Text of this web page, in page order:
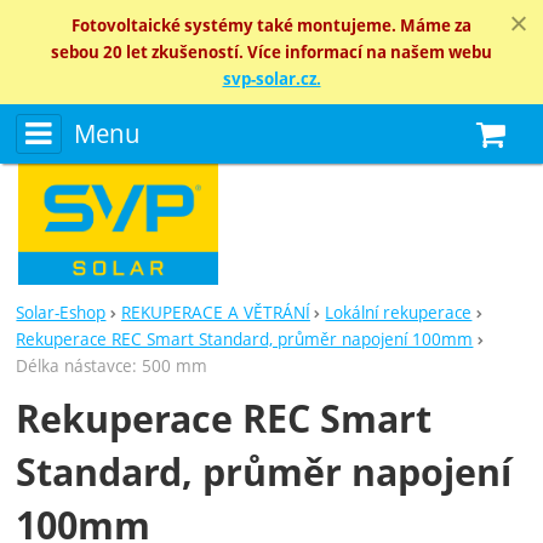
Fotovoltaické systémy také montujeme. Máme za
sebou 20 let zkušeností. Více informací na našem webu
svp-solar.cz.
Menu
Solar-Eshop REKUPERACE A VĚTRÁNÍ
Lokální rekuperace
Rekuperace REC Smart Standard, průměr napojení 100mm
Délka nástavce: 500 mm
Rekuperace REC Smart
Standard, průměr napojení
100mm